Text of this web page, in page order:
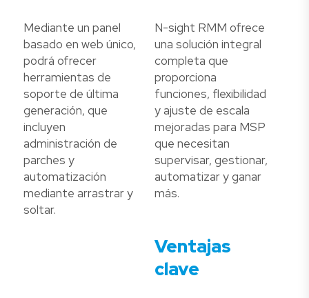
Mediante un panel
basado en web único,
podrá ofrecer
herramientas de
soporte de última
generación, que
incluyen
administración de
parches y
automatización
mediante arrastrar y
soltar.
N-sight RMM ofrece
una solución integral
completa que
proporciona
funciones, flexibilidad
y ajuste de escala
mejoradas para MSP
que necesitan
supervisar, gestionar,
automatizar y ganar
más.
Ventajas
clave